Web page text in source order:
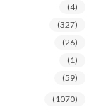
(4)
(327)
(26)
(1)
(59)
(1070)